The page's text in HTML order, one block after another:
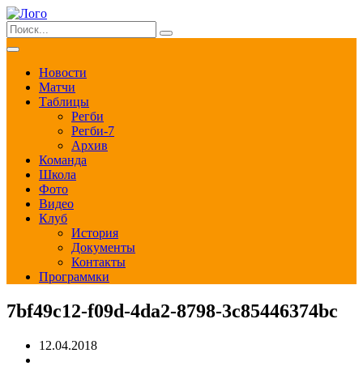
Новости
Матчи
Таблицы
Регби
Регби-7
Архив
Команда
Школа
Фото
Видео
Клуб
История
Документы
Контакты
Программки
7bf49c12-f09d-4da2-8798-3c85446374bc
12.04.2018